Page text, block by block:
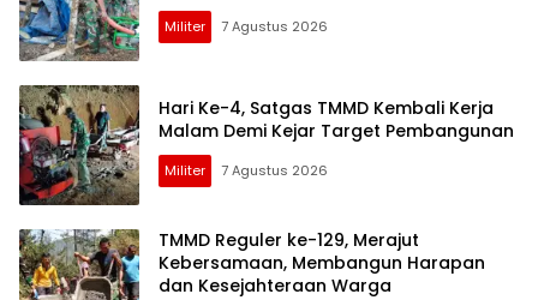
Militer 7 Agustus 2026
Hari Ke-4, Satgas TMMD Kembali Kerja
Malam Demi Kejar Target Pembangunan
Militer 7 Agustus 2026
TMMD Reguler ke-129, Merajut
Kebersamaan, Membangun Harapan
dan Kesejahteraan Warga